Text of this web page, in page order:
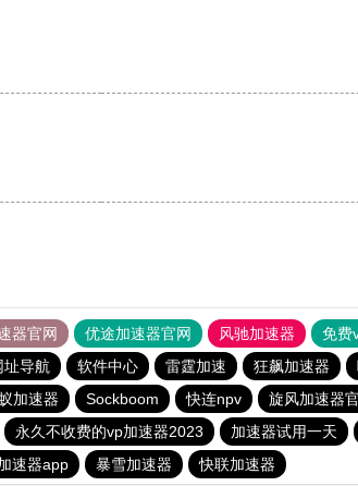
器官网 优途加速器官网 风驰加速器 免费
址导航 软件中心 雷霆加速 狂飙加速器
加速器 Sockboom 快连npv 旋风加速器
永久不收费的vp加速器2023 加速器试用一天
速器app 暴雪加速器 快联加速器